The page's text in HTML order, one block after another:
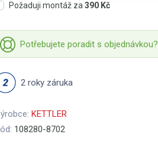
Požaduji montáž za 390 Kč
Potřebujete poradit s objednávkou?
2 roky záruka
KETTLER
108280-8702